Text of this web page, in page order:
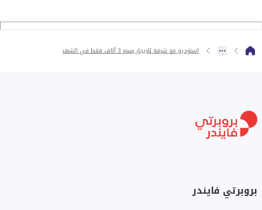
استوديو مع شرفة للإيجار بسعر 3 آلاف فقط في الشهر
بروبرتي فايندر